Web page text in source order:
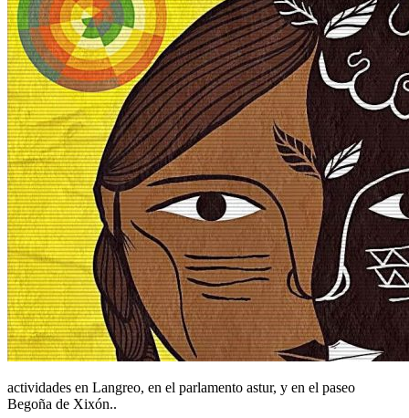
actividades en Langreo, en el parlamento astur, y en el paseo
Begoña de Xixón..